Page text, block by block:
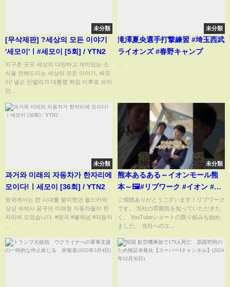
未分類
[무삭제판] ?️세상의 모든 이야기
'세모이'ㅣ#세모이 [5회] / YTN2
지구촌 곳곳 세상의 다양하고 재미있는 소
식을 전해드리는 세상의 모든 이야기, 세모
이! 넬슨 만델라가 대통령 퇴임 이후로 쓰이
던...
未分類
滝澤夏央選手打撃練習 #埼玉西武
ライオンズ #春野キャンプ
未分類
과거와 미래의 자동차가 한자리에
모이다!ㅣ세모이 [36회] / YTN2
영국에서는 한 시대를 풍미했던 올드카와
상상 속에서 꿈꾸던 미래형 자동차들이 한
자리에 모였습니다. #영국 #블레넘 #자동차
未分類
熊本あるある～イオンモール熊
本～🖼️#リブワーク #イオン #イ
オンモール #熊本
ご視聴ありがとうございます！リブワーク
です。 当社の雰囲気を知っていただきた
く、 YouTubeショートの取り組みも始め
ました。 当社へのエ...